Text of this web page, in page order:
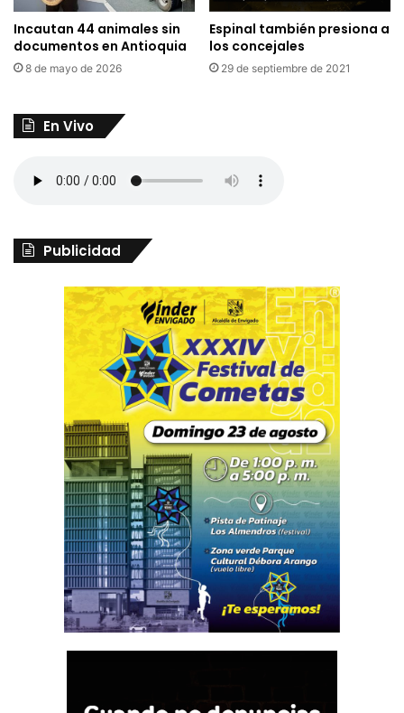
Incautan 44 animales sin
documentos en Antioquia
8 de mayo de 2026
Espinal también presiona a
los concejales
29 de septiembre de 2021
En Vivo
Publicidad